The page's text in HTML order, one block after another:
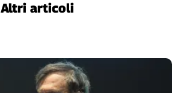
Altri articoli